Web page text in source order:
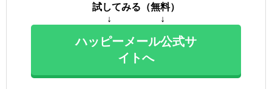
試してみる（無料）
↓ ↓
ハッピーメール公式サ
イトへ